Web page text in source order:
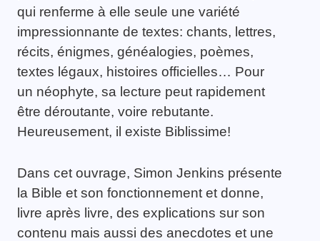
qui renferme à elle seule une variété
impressionnante de textes: chants, lettres,
récits, énigmes, généalogies, poèmes,
textes légaux, histoires officielles… Pour
un néophyte, sa lecture peut rapidement
être déroutante, voire rebutante.
Heureusement, il existe Biblissime!
Dans cet ouvrage, Simon Jenkins présente
la Bible et son fonctionnement et donne,
livre après livre, des explications sur son
contenu mais aussi des anecdotes et une